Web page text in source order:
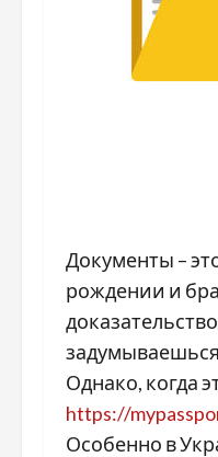
Документы –
рождении и
Однако, когда
https://
Особенно в